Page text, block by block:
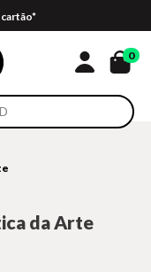
0
da Arte